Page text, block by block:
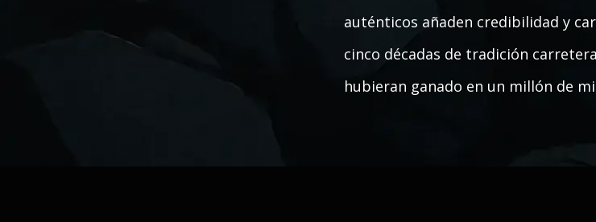
auténticos añaden credibilidad y
cinco décadas de tradición
hubieran ganado en un millón de